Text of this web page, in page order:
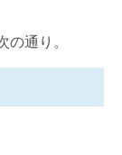
通り。